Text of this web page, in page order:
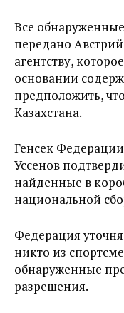
Все
передано
агентству,
основании
предположить,
Казахстана.
Генсек
Уссенов
найденные в
национальной
Федерация
никто из
обнаруженные
разрешения.